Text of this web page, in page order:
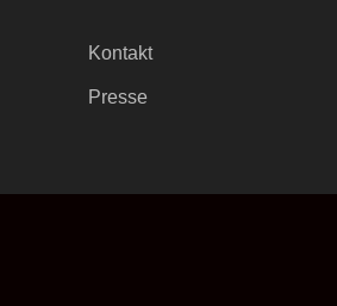
Kontakt
Presse